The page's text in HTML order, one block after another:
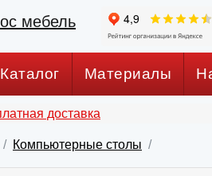
Каталог Материалы
Компьютерные столы